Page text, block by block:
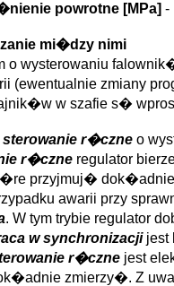
powrotne [MPa] -
mi�dzy nimi
o wysterowaniu
zmiany
w szafie s�
sterowanie r�czne o
r�czne regulator
przyjmuj�
awarii przy
. W tym trybie regulator
w synchronizacjijest
r�czne jest
zmierzy�. Z